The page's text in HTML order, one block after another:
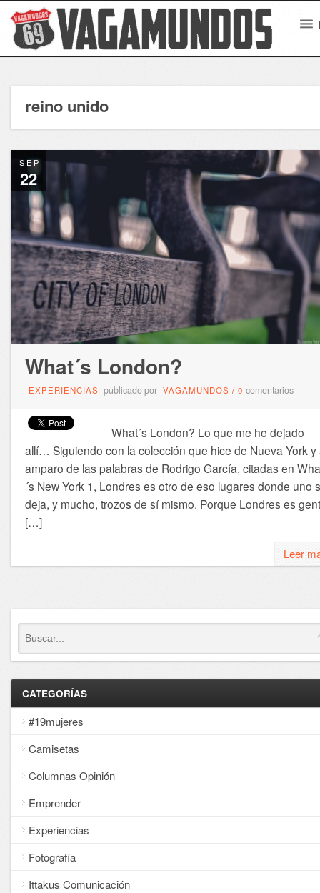
reino unido
SEP
22
What´s London?
EXPERIENCIAS publicado por VAGAMUNDOS / 0 comentarios
What´s London? Lo que me he dejado
allí… Siguiendo con la colección que hice de Nueva York y
amparo de las palabras de Rodrigo García, citadas en
´s New York 1, Londres es otro de eso lugares donde uno
deja, y mucho, trozos de sí mismo. Porque Londres es
[…]
Leer
CATEGORÍAS
#19mujeres
Camisetas
Columnas Opinión
Emprender
Experiencias
Fotografía
Ittakus Comunicación